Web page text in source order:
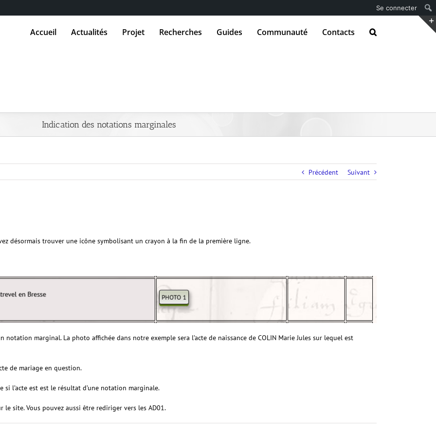
Accueil Actualités Projet Recherches Guides Communauté Contacts
Indication des notations marginales
Précédent Suivant
désormais trouver une icône symbolisant un crayon à la fin de la première ligne.
notation marginal. La photo affichée dans notre exemple sera l’acte de naissance de COLIN Marie Jules sur lequel est
de mariage en question.
l’acte est est le résultat d’une notation marginale.
site. Vous pouvez aussi être rediriger vers les AD01.
Se connecter